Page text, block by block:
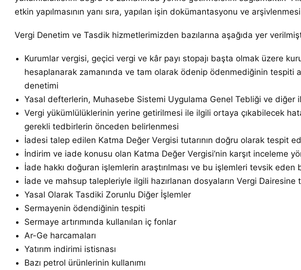
etkin yapılmasının yanı sıra, yapılan işin dokümantasyonu ve
Vergi Denetim ve Tasdik hizmetlerimizden bazılarına aşağıda yer
Kurumlar vergisi, geçici vergi ve kâr payı stopajı başta olmak üzere
hesaplanarak zamanında ve tam olarak ödenip ödenmediğinin tespiti
denetimi
Yasal defterlerin, Muhasebe Sistemi Uygulama Genel Tebliği ve
Vergi yükümlülüklerinin yerine getirilmesi ile ilgili ortaya çıkabilecek
gerekli tedbirlerin önceden belirlenmesi
İadesi talep edilen Katma Değer Vergisi tutarının doğru olarak tespit
İndirim ve iade konusu olan Katma Değer Vergisi’nin karşıt inceleme
İade hakkı doğuran işlemlerin araştırılması ve bu işlemleri tevsik
İade ve mahsup talepleriyle ilgili hazırlanan dosyaların Vergi
Yasal Olarak Tasdiki Zorunlu Diğer İşlemler
Sermayenin ödendiğinin tespiti
Sermaye artırımında kullanılan iç fonlar
Ar-Ge harcamaları
Yatırım indirimi istisnası
Bazı petrol ürünlerinin kullanımı